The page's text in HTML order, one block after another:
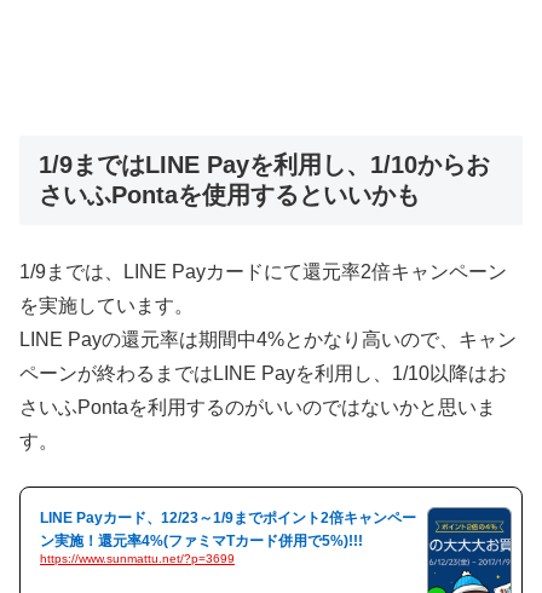
1/9まではLINE Payを利用し、1/10からお
さいふPontaを使用するといいかも
1/9までは、LINE Payカードにて還元率2倍キャンペーン
を実施しています。
LINE Payの還元率は期間中4%とかなり高いので、キャン
ペーンが終わるまではLINE Payを利用し、1/10以降はお
さいふPontaを利用するのがいいのではないかと思いま
す。
LINE Payカード、12/23～1/9までポイント2倍キャンペー
ン実施！還元率4%(ファミマTカード併用で5%)!!!
https://www.sunmattu.net/?p=3699